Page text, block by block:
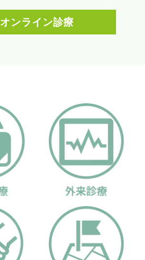
オンライン診療